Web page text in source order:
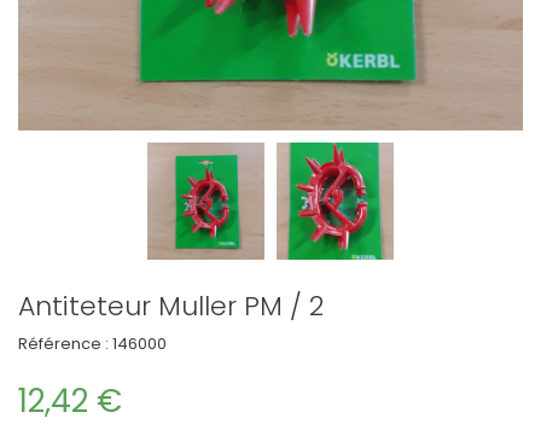
Antiteteur Muller PM / 2
Référence : 146000
12,42 €